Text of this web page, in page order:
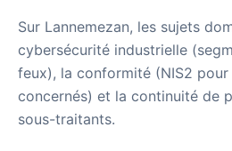
Sur Lannemezan, les sujets
cybersécurité industrielle
feux), la conformité (NIS2
concernés) et la continuité de
sous-traitants.